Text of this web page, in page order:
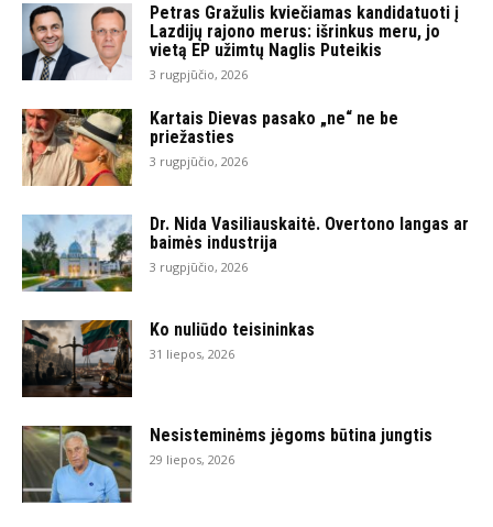
Petras Gražulis kviečiamas kandidatuoti į
Lazdijų rajono merus: išrinkus meru, jo
vietą EP užimtų Naglis Puteikis
3 rugpjūčio, 2026
Kartais Dievas pasako „ne“ ne be
priežasties
3 rugpjūčio, 2026
Dr. Nida Vasiliauskaitė. Overtono langas ar
baimės industrija
3 rugpjūčio, 2026
Ko nuliūdo teisininkas
31 liepos, 2026
Nesisteminėms jėgoms būtina jungtis
29 liepos, 2026